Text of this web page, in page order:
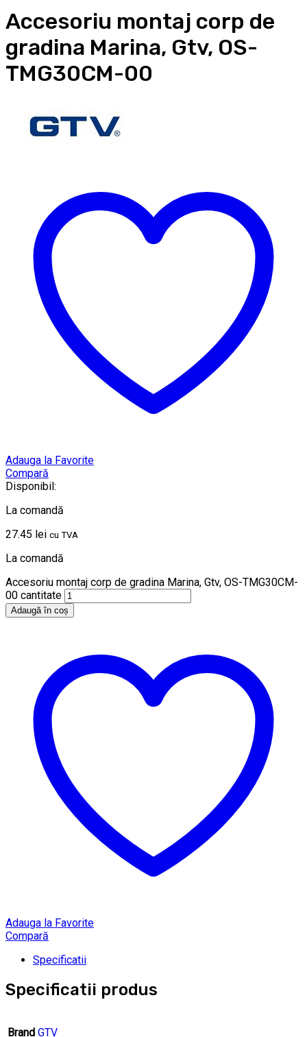
Accesoriu montaj corp de
gradina Marina, Gtv, OS-
TMG30CM-00
Adauga la Favorite
Compară
Disponibil:
La comandă
27.45 lei cu TVA
La comandă
Accesoriu montaj corp de gradina Marina, Gtv, OS-TMG30CM-
00 cantitate
Adaugă în coș
Adauga la Favorite
Compară
Specificatii
Specificatii produs
Brand GTV